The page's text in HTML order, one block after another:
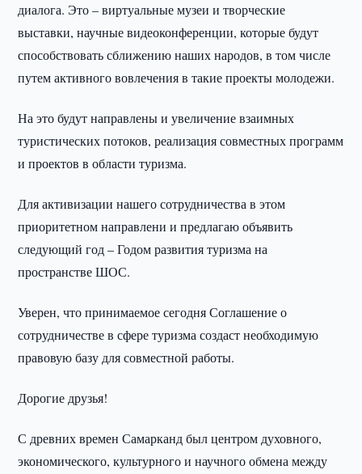
диалога. Это – виртуальные музеи и творческие
выставки, научные видеоконференции, которые будут
способствовать сближению наших народов, в том числе
путем активного вовлечения в такие проекты молодежи.
На это будут направлены и увеличение взаимных
туристических потоков, реализация совместных программ
и проектов в области туризма.
Для активизации нашего сотрудничества в этом
приоритетном направлени и предлагаю объявить
следующий год – Годом развития туризма на
пространстве ШОС.
Уверен, что принимаемое сегодня Соглашение о
сотрудничестве в сфере туризма создаст необходимую
правовую базу для совместной работы.
Дорогие друзья!
С древних времен Самарканд был центром духовного,
экономического, культурного и научного обмена между